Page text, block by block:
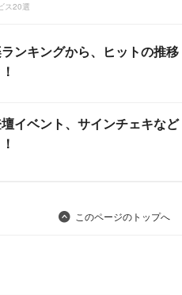
ス20選
ンキングから、ヒットの推移
イベント、サインチェキなど
このページのトップへ